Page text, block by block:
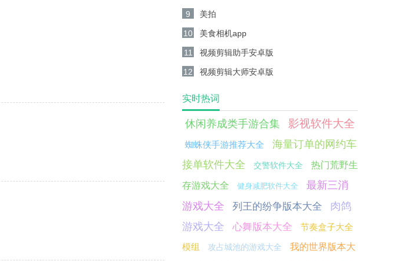
9 美拍
10 美食相机app
11 视频剪辑助手安卓版
12 视频剪辑大师安卓版
实时热词
休闲养成类手游合集 影视软件大全
蜘蛛侠手游推荐大全
海量订单的网约车
接单软件大全
交警软件大全 热门荒野生
存游戏大全 健身减肥软件大全
最新三消
游戏大全
列王的纷争版本大全
肉鸽
游戏大全
心舞版本大全
节奏盒子大全
模组
攻占城池的游戏大全
我的世界版本大